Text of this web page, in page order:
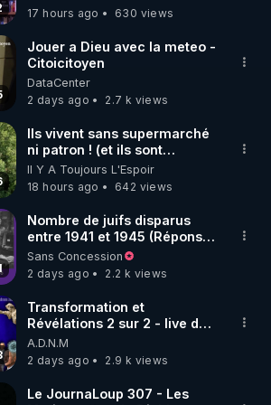
sur l’application de méditation et
:
https://www.envol.app/code
croyance tomberait. À Caen,
où je résidais alors, je
diffusais un tract que j’avais
moi-même rédigé, intitulé:
"La vérité, enfin." L’adresse
postale de mon association y
public puisse se renseigner
davantage. Résultat: une
demande et deux lettres
d’injures pour plusieurs
En 1990, la loi Gayssot fut
promulguée. Le professeur
Faurisson me dit: "Le texte
sanctionne la contestation
de crimes contre l’humanité
‘qui ont été commis’. C’est
une aubaine pour nous, car
pour nous condamner, les
juges devront prouver que
les crimes contestés ont
conséquence, le débat
17 hours ago
630 views
Jouer a Dieu avec la meteo -
Citoicitoyen
DataCenter
2 days ago
2.7 k views
Ils vivent sans supermarché
ni patron ! (et ils sont
heureux)
Il Y A Toujours L'Espoir
18 hours ago
642 views
Nombre de juifs disparus
entre 1941 et 1945 (Réponse
à mes accusateurs)
Sans Concession
2 days ago
2.2 k views
Transformation et
Révélations 2 sur 2 - live du
07/08/26
A.D.N.M
2 days ago
2.9 k views
Le JournaLoup 307 - Les